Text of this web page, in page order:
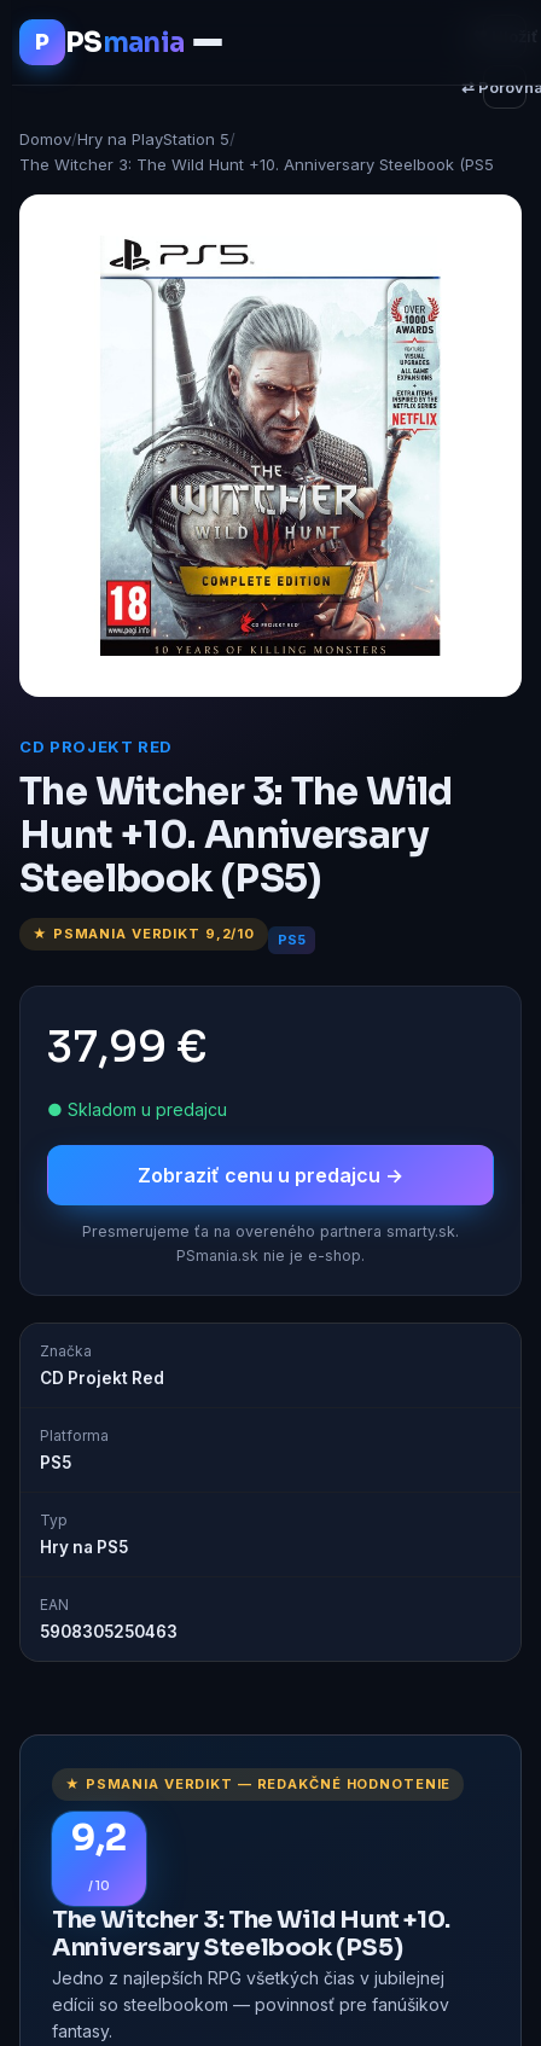
P PSmania
Domov/Hry na PlayStation 5/
The Witcher 3: The Wild Hunt +10. Anniversary Steelbook (PS5
CD PROJEKT RED
The Witcher 3: The Wild
Hunt +10. Anniversary
Steelbook (PS5)
★ PSMANIA VERDIKT 9,2/10 PS5
37,99 €
● Skladom u predajcu
Zobraziť cenu u predajcu →
Presmerujeme ťa na overeného partnera smarty.sk.
PSmania.sk nie je e-shop.
Značka
CD Projekt Red
Platforma
PS5
Typ
Hry na PS5
EAN
5908305250463
⇄
★ PSMANIA VERDIKT — REDAKČNÉ HODNOTENIE
9,2
/ 10
The Witcher 3: The Wild Hunt +10.
Anniversary Steelbook (PS5)
Jedno z najlepších RPG všetkých čias v jubilejnej
edícii so steelbookom — povinnosť pre fanúšikov
fantasy.